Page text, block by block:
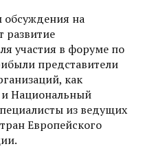
на
развитие
участия в форуме по
представители
как
и Национальный
из ведущих
Европейского